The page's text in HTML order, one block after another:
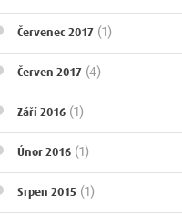
Červenec 2017 (1)
Červen 2017 (4)
Září 2016 (1)
Únor 2016 (1)
Srpen 2015 (1)